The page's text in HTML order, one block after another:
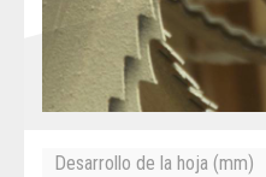
Desarrollo de la hoja (mm)